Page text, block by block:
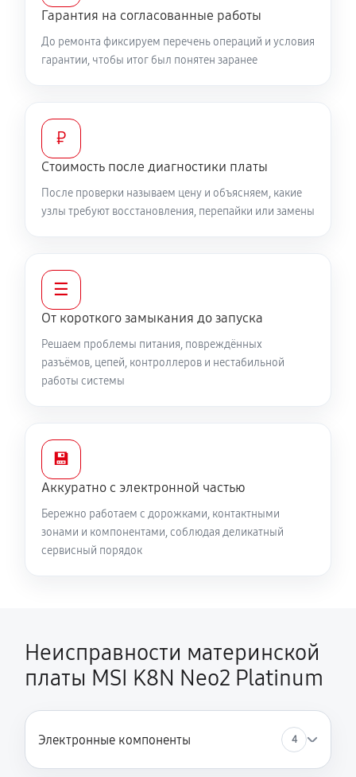
Гарантия на согласованные работы
До ремонта фиксируем перечень операций и условия
гарантии, чтобы итог был понятен заранее
₽
Стоимость после диагностики платы
После проверки называем цену и объясняем, какие
узлы требуют восстановления, перепайки или замены
☰
От короткого замыкания до запуска
Решаем проблемы питания, повреждённых
разъёмов, цепей, контроллеров и нестабильной
работы системы
💾
Аккуратно с электронной частью
Бережно работаем с дорожками, контактными
зонами и компонентами, соблюдая деликатный
сервисный порядок
Неисправности материнской
платы MSI K8N Neo2 Platinum
Электронные компоненты 4